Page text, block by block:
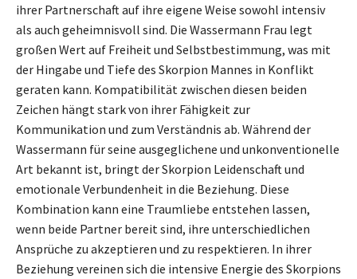
ihrer Partnerschaft auf ihre eigene Weise sowohl intensiv
als auch geheimnisvoll sind. Die Wassermann Frau legt
großen Wert auf Freiheit und Selbstbestimmung, was mit
der Hingabe und Tiefe des Skorpion Mannes in Konflikt
geraten kann. Kompatibilität zwischen diesen beiden
Zeichen hängt stark von ihrer Fähigkeit zur
Kommunikation und zum Verständnis ab. Während der
Wassermann für seine ausgeglichene und unkonventionelle
Art bekannt ist, bringt der Skorpion Leidenschaft und
emotionale Verbundenheit in die Beziehung. Diese
Kombination kann eine Traumliebe entstehen lassen,
wenn beide Partner bereit sind, ihre unterschiedlichen
Ansprüche zu akzeptieren und zu respektieren. In ihrer
Beziehung vereinen sich die intensive Energie des Skorpions